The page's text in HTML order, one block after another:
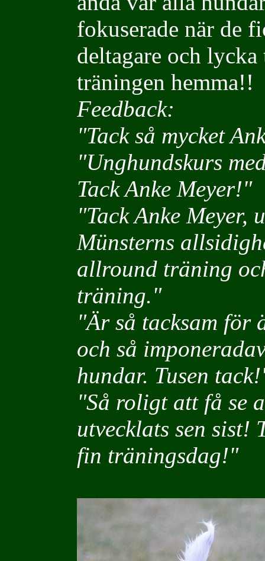
fokuserade när de
deltagare och
träningen hemma!!
Feedback:
"Tack så mycket
"Unghundskurs
Tack Anke Meyer!"
"Tack Anke Meyer,
Münsterns
allround träning
träning."
"Är så tacksam för
och så
hundar. Tusen
"Så roligt att få se
utvecklats sen sist!
fin träningsdag!"